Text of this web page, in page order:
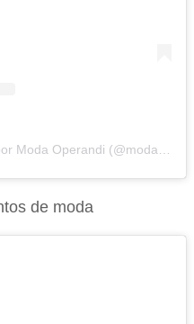
de moda